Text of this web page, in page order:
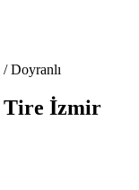
/Doyranlı
Tire İzmir